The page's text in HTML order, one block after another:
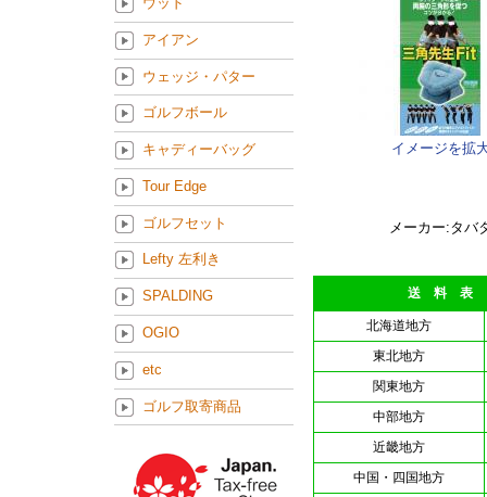
イメージを拡
メーカー:タバ
送 料 表
北海道地方
東北地方
関東地方
中部地方
近畿地方
中国・四国地方
アイアン
ウェッジ・パター
ゴルフボール
キャディーバッグ
Tour Edge
ゴルフセット
Lefty 左利き
SPALDING
OGIO
etc
ゴルフ取寄商品